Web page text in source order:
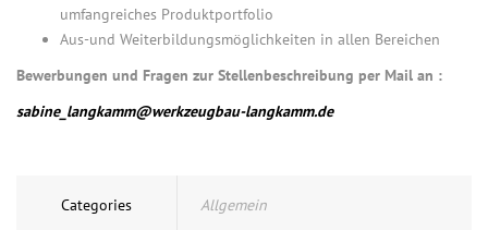
umfangreiches Produktportfolio
Aus-und Weiterbildungsmöglichkeiten in allen Bereichen
Bewerbungen und Fragen zur Stellenbeschreibung per Mail an :
sabine_langkamm@werkzeugbau-langkamm.de
Categories Allgemein